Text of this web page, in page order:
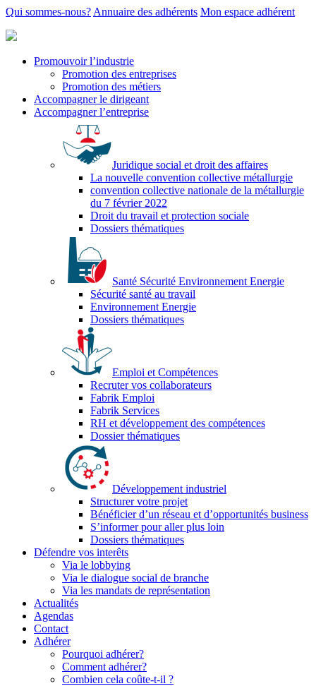
Qui sommes-nous? Annuaire des adhérents Mon espace adhérent
Promouvoir l’industrie
Promotion des entreprises
Promotion des métiers
Accompagner le dirigeant
Accompagner l’entreprise
Juridique social et droit des affaires
La nouvelle convention collective métallurgie
convention collective nationale de la métallurgie
du 7 février 2022
Droit du travail et protection sociale
Dossiers thématiques
Santé Sécurité Environnement Energie
Sécurité santé au travail
Environnement Energie
Dossiers thématiques
Emploi et Compétences
Recruter vos collaborateurs
Fabrik Emploi
Fabrik Services
RH et développement des compétences
Dossier thématiques
Développement industriel
Structurer votre projet
Bénéficier d’un réseau et d’opportunités business
S’informer pour aller plus loin
Dossiers thématiques
Défendre vos interêts
Via le lobbying
Via le dialogue social de branche
Via les mandats de représentation
Actualités
Agendas
Contact
Adhérer
Pourquoi adhérer?
Comment adhérer?
Combien cela coûte-t-il ?